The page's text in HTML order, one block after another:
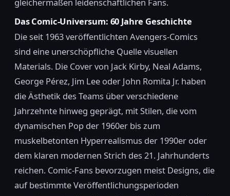
Das Comic-Universum: 60 Jahre Geschichte
Die seit 1963 veröffentlichten Avengers-Comics
sind eine unerschöpfliche Quelle visuellen
Materials. Die Cover von Jack Kirby, Neal Adams,
George Pérez, Jim Lee oder John Romita Jr. haben
die Ästhetik des Teams über verschiedene
Jahrzehnte hinweg geprägt, mit Stilen, die vom
dynamischen Pop der 1960er bis zum
muskelbetonten Hyperrealismus der 1990er oder
dem klaren modernen Strich des 21. Jahrhunderts
reichen. Comic-Fans bevorzugen meist Designs, die
auf bestimmte Veröffentlichungsperioden